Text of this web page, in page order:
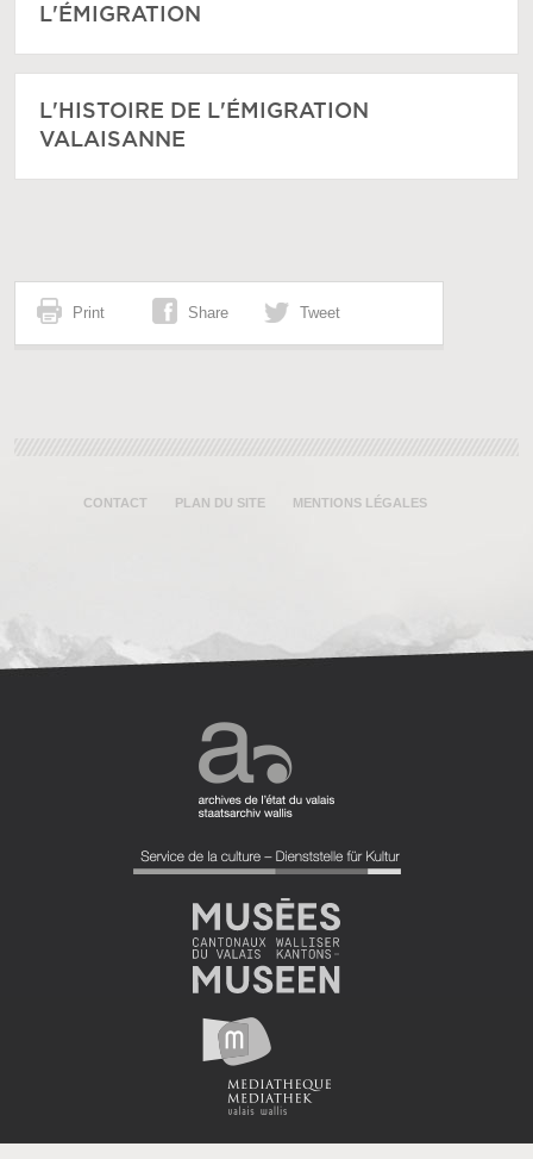
L'ÉMIGRATION
L'HISTOIRE DE L'ÉMIGRATION
VALAISANNE
Print Share Tweet
CONTACT PLAN DU SITE MENTIONS LÉGALES